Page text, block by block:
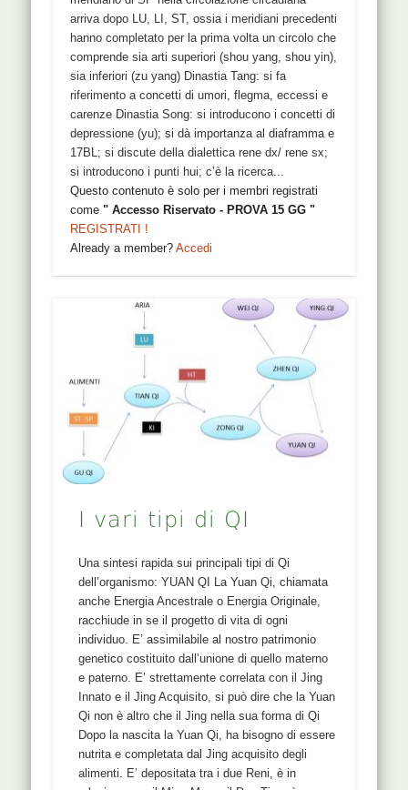
meridiano di SP nella circolazione circadiana
arriva dopo LU, LI, ST, ossia i meridiani precedenti
hanno completato per la prima volta un circolo che
comprende sia arti superiori (shou yang, shou yin),
sia inferiori (zu yang) Dinastia Tang: si fa
riferimento a concetti di umori, flegma, eccessi e
carenze Dinastia Song: si introducono i concetti di
depressione (yu); si dà importanza al diaframma e
17BL; si discute della dialettica rene dx/ rene sx;
si introducono i punti hui; c’è la ricerca...
Questo contenuto è solo per i membri registrati
come" Accesso Riservato - PROVA 15 GG "
REGISTRATI !
Already a member?
I vari tipi di QI
Una sintesi rapida sui principali tipi di Qi
dell’organismo: YUAN QI La Yuan Qi, chiamata
anche Energia Ancestrale o Energia Originale,
racchiude in se il progetto di vita di ogni
individuo. E’ assimilabile al nostro patrimonio
genetico costituito dall’unione di quello materno
e paterno. E’ strettamente correlata con il Jing
Innato e il Jing Acquisito, si può dire che la Yuan
Qi non è altro che il Jing nella sua forma di Qi
Dopo la nascita la Yuan Qi, ha bisogno di essere
nutrita e completata dal Jing acquisito degli
alimenti. E’ depositata tra i due Reni, è in
“Sonno leggero”,
ossia insonnia da
rumori (CC)
Donna, 28 anni, riferisce difficoltà di
addormentamento e risvegli al minimo rumore.
Non riusciamo a risalire ad un evento scatenante
ma tutto è cominciato circa un anno fa. Persona
dinamica, dai modi diretti e “mascolini” altri
come altri membri della sua famiglia –
comportamento ansioso – a volte palpitazioni
Polsi (presi secondo il metodo di J. Yuen,
spiegato da AC Sterman): polso dx: tr superiore a
corda (ha tensioni a spalla e braccio) , scivoloso
(pre ciclo). In profondità polso yin qiao, polso LU
un po’ debole polso sx: ki yin sale bene, ht ok, gb
teso in superficie. in profondità sembra esserci un
polso yin qiao ma non è chiaro D: alterazione yin-
yang qiao mai, non rientro della wei qi dagli orifizi
(orecchie) T: 1BL, 62BL, 6KI, 19SI Dopo due
profondamente e non svegliarsi per rumori. Ho
dato …